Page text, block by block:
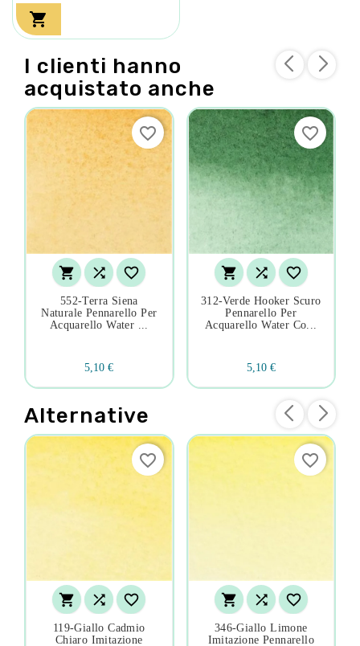

I clienti hanno
acquistato anche
  
552-Terra Siena
Naturale Pennarello Per
Acquarello Water ...
5,10 €
favorite_border
  
312-Verde Hooker Scuro
Pennarello Per
Acquarello Water Co...
5,10 €
favorite_border
Alternative
  
119-Giallo Cadmio
Chiaro Imitazione
favorite_border
  
346-Giallo Limone
Imitazione Pennarello
favorite_border